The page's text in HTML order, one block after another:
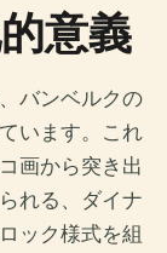
意義
バンベルクの
います。これ
画から突き出
れる、ダイナ
ック様式を組